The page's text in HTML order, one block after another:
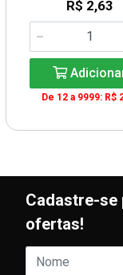
R$ 2,63
De 12 a 9999: R$
Cadastre-se
ofertas!